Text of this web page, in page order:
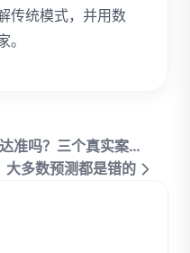
传统模式，并用数
上一篇：你的行业趋势雷达准吗？三个真实案例颠覆你的认知
大多数预测都是错的